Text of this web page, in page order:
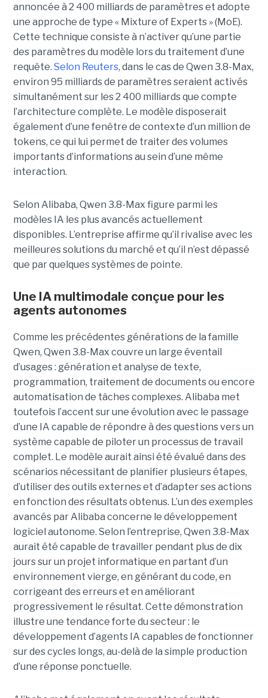
annoncée à 2 400 milliards de paramètres et adopte
une approche de type « Mixture of Experts » (MoE).
Cette technique consiste à n’activer qu’une partie
des paramètres du modèle lors du traitement d’une
requête. Selon Reuters, dans le cas de Qwen 3.8-Max,
environ 95 milliards de paramètres seraient activés
simultanément sur les 2 400 milliards que compte
l’architecture complète. Le modèle disposerait
également d’une fenêtre de contexte d’un million de
tokens, ce qui lui permet de traiter des volumes
importants d’informations au sein d’une même
interaction.
Selon Alibaba, Qwen 3.8-Max figure parmi les
modèles IA les plus avancés actuellement
disponibles. L’entreprise affirme qu’il rivalise avec les
meilleures solutions du marché et qu’il n’est dépassé
que par quelques systèmes de pointe.
Une IA multimodale conçue pour les
agents autonomes
Comme les précédentes générations de la famille
Qwen, Qwen 3.8-Max couvre un large éventail
d’usages : génération et analyse de texte,
programmation, traitement de documents ou encore
automatisation de tâches complexes. Alibaba met
toutefois l’accent sur une évolution avec le passage
d’une IA capable de répondre à des questions vers un
système capable de piloter un processus de travail
complet. Le modèle aurait ainsi été évalué dans des
scénarios nécessitant de planifier plusieurs étapes,
d’utiliser des outils externes et d’adapter ses actions
en fonction des résultats obtenus. L’un des exemples
avancés par Alibaba concerne le développement
logiciel autonome. Selon l’entreprise, Qwen 3.8-Max
aurait été capable de travailler pendant plus de dix
jours sur un projet informatique en partant d’un
environnement vierge, en générant du code, en
corrigeant des erreurs et en améliorant
progressivement le résultat. Cette démonstration
illustre une tendance forte du secteur : le
développement d’agents IA capables de fonctionner
sur des cycles longs, au-delà de la simple production
d’une réponse ponctuelle.